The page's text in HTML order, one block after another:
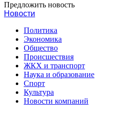
Предложить новость
Новости
Политика
Экономика
Общество
Происшествия
ЖКХ и транспорт
Наука и образование
Спорт
Культура
Новости компаний